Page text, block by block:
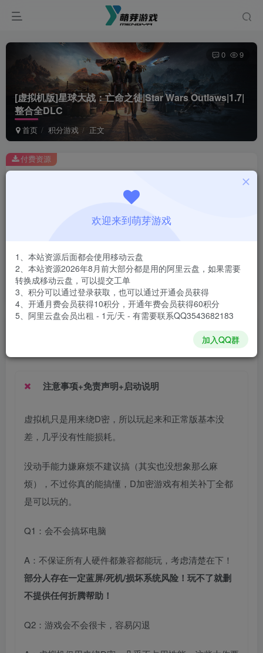
[虚拟机版]星球大战：亡命之徒|Star Wars Outlaws|1.7|
整合全DLC
首页 积分游戏 正文
0 9
此内容为付费资源，请付费后查看
1积分
安装包大小
67.4 GB
游戏本体大小
付费资源
关注 私信
注意事项+免责声明+启动说明
虚拟机只是用来绕D密，所以玩起来和正常版基本没
差，几乎没有性能损耗。
没动手能力嫌麻烦不建议搞（其实也没想象那么麻
烦），不过你真的能搞懂，D加密游戏有相关补丁全都
是可以玩的。
Q1：会不会搞坏电脑
A：不保证所有人硬件都兼容都能玩，考虑清楚在下！
部分人存在一定蓝屏/死机/损坏系统风险！玩不了就删
不提供任何折腾帮助！
Q2：游戏会不会很卡，容易闪退
欢迎来到萌芽游戏
1、本站资源后面都会使用移动云盘
2、本站资源2026年8月前大部分都是用的阿里云盘，如果需要
转换成移动云盘，可以提交工单
3、积分可以通过登录获取，也可以通过开通会员获得
4、开通月费会员获得10积分，开通年费会员获得60积分
5、阿里云盘会员出租 - 1元/天 - 有需要联系QQ3543682183
加入QQ群